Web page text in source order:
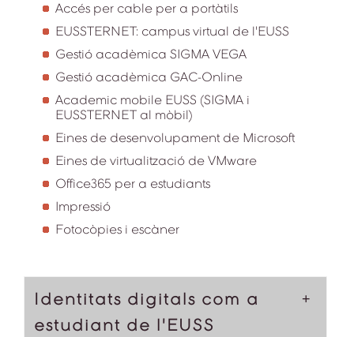
Accés per cable per a portàtils
EUSSTERNET: campus virtual de l'EUSS
Gestió acadèmica SIGMA VEGA
Gestió acadèmica GAC-Online
Academic mobile EUSS (SIGMA i
EUSSTERNET al mòbil)
Eines de desenvolupament de Microsoft
Eines de virtualització de VMware
Office365 per a estudiants
Impressió
Fotocòpies i escàner
Identitats digitals com a
estudiant de l'EUSS